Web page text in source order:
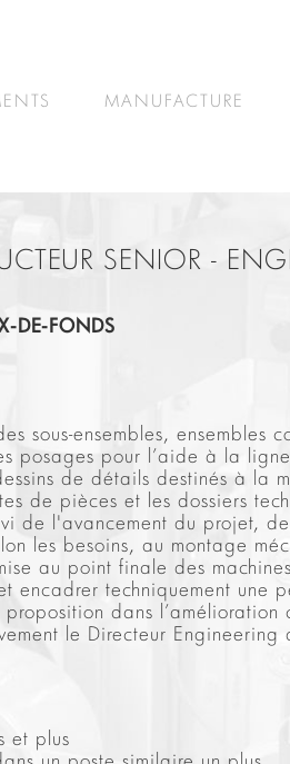
MANUFACTURE
SENIOR -
DE-FONDS
sous-ensembles, ensembles
posages pour l’aide à la
de détails destinés à la
de pièces et les dossiers
de l'avancement du projet,
les besoins, au montage
au point finale des
encadrer techniquement
dans l’amélioration
le Directeur Engineering
et plus